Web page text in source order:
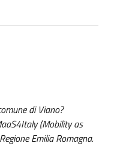
di Viano?
(Mobility as
Emilia Romagna.